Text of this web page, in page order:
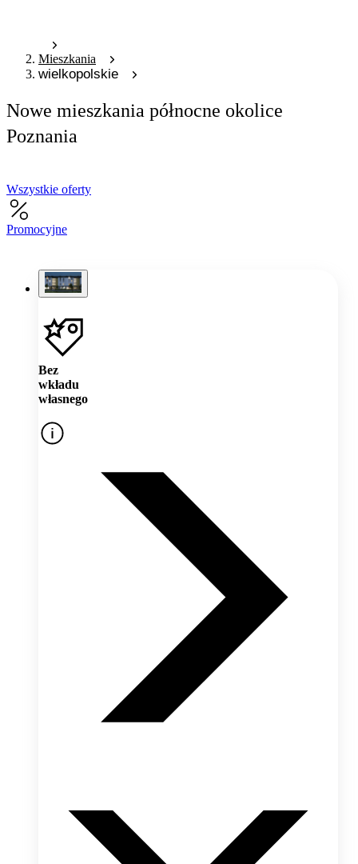
Mieszkania
wielkopolskie
Nowe mieszkania północne okolice
Poznania
Wszystkie oferty
Promocyjne
Bez
wkładu
własnego